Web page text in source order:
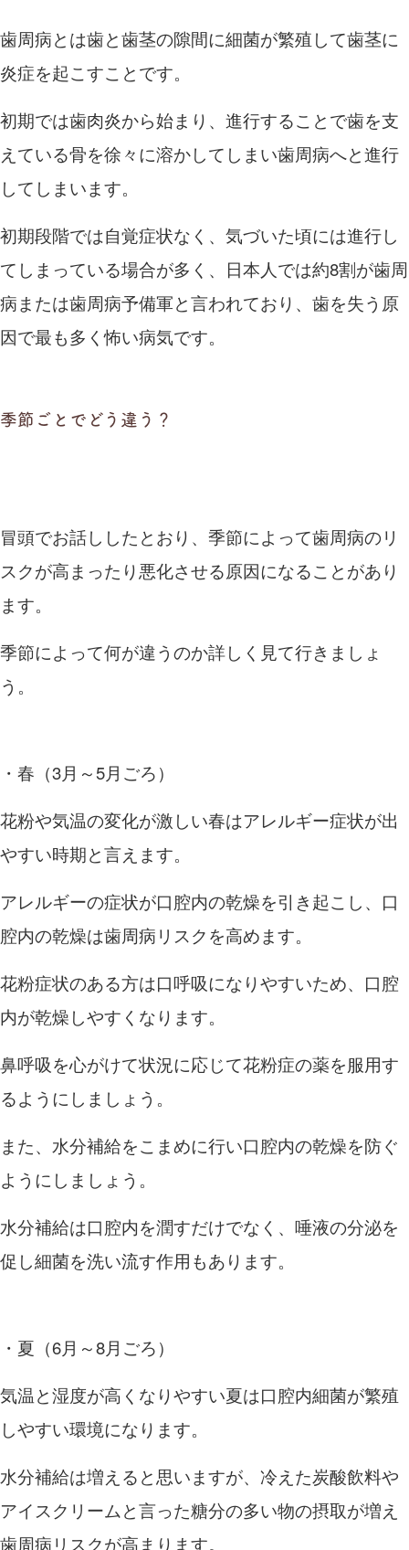
歯周病とは歯と歯茎の隙間に細菌が繁殖して歯茎に
炎症を起こすことです。
初期では歯肉炎から始まり、進行することで歯を支
えている骨を徐々に溶かしてしまい歯周病へと進行
してしまいます。
初期段階では自覚症状なく、気づいた頃には進行し
てしまっている場合が多く、日本人では約8割が歯周
病または歯周病予備軍と言われており、歯を失う原
因で最も多く怖い病気です。
季節ごとでどう違う？
冒頭でお話ししたとおり、季節によって歯周病のリ
スクが高まったり悪化させる原因になることがあり
ます。
季節によって何が違うのか詳しく見て行きましょ
う。
・春（3月～5月ごろ）
花粉や気温の変化が激しい春はアレルギー症状が出
やすい時期と言えます。
アレルギーの症状が口腔内の乾燥を引き起こし、口
腔内の乾燥は歯周病リスクを高めます。
花粉症状のある方は口呼吸になりやすいため、口腔
内が乾燥しやすくなります。
鼻呼吸を心がけて状況に応じて花粉症の薬を服用す
るようにしましょう。
また、水分補給をこまめに行い口腔内の乾燥を防ぐ
ようにしましょう。
水分補給は口腔内を潤すだけでなく、唾液の分泌を
促し細菌を洗い流す作用もあります。
・夏（6月～8月ごろ）
気温と湿度が高くなりやすい夏は口腔内細菌が繁殖
しやすい環境になります。
水分補給は増えると思いますが、冷えた炭酸飲料や
アイスクリームと言った糖分の多い物の摂取が増え
歯周病リスクが高まります。